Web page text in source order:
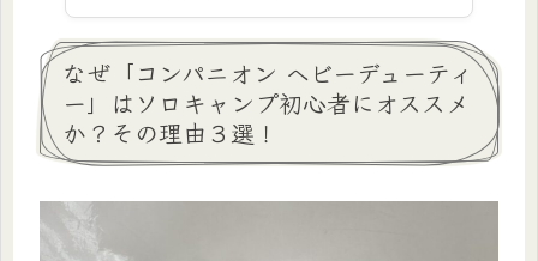
なぜ「コンパニオン ヘビーデューティ
ー」はソロキャンプ初心者にオススメ
か？その理由３選！